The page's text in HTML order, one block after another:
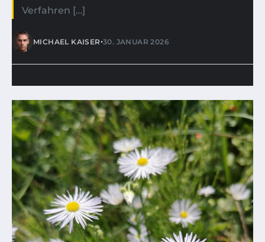
Verfahren […]
MICHAEL KAISER•30. JANUAR 2026